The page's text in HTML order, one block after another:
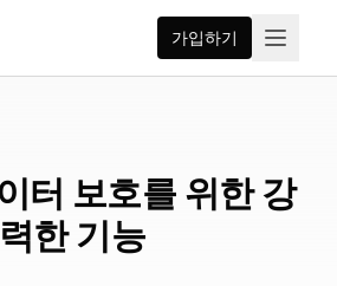
updated 2026-07-272026-07-27
가입하기
터 보호를 위한 강
력한 기능